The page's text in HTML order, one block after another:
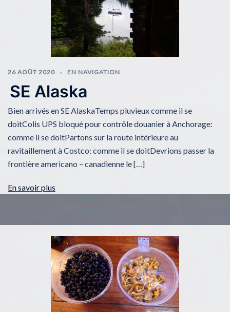
26 AOÛT 2020 EN NAVIGATION
SE Alaska
Bien arrivés en SE AlaskaTemps pluvieux comme il se
doitColis UPS bloqué pour contrôle douanier à Anchorage:
comme il se doitPartons sur la route intérieure au
ravitaillement à Costco: comme il se doitDevrions passer la
frontière americano – canadienne le […]
En savoir plus